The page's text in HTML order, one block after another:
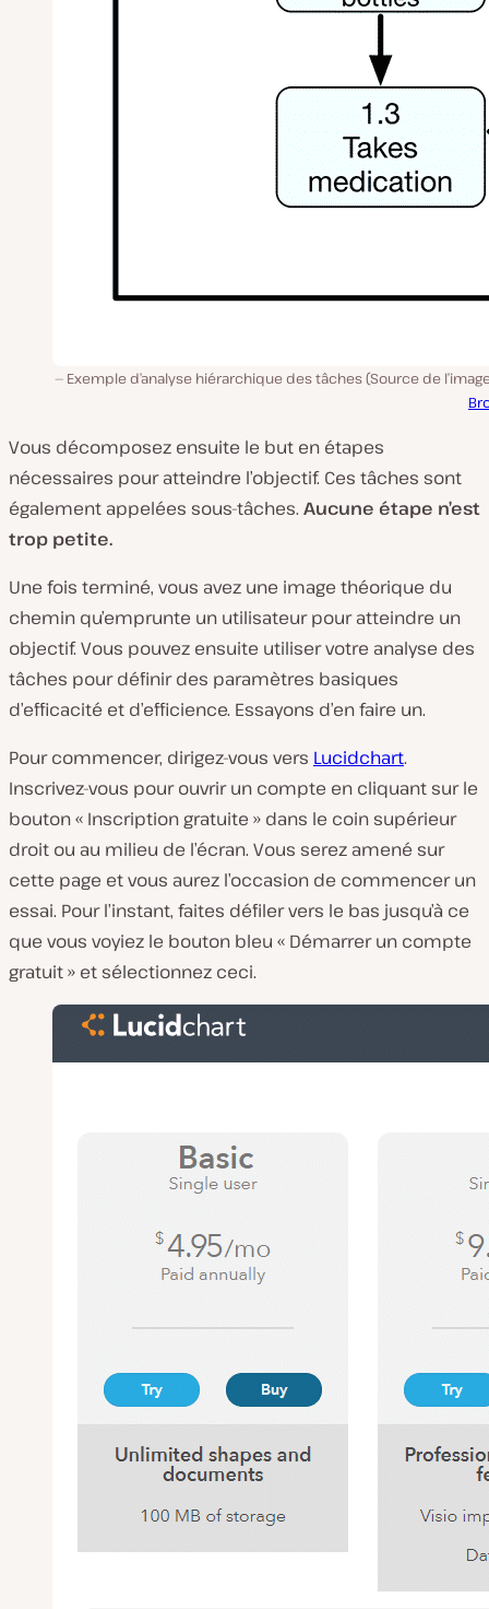
Exemple d’analyse hiérarchique des tâches (Source de
Vous décomposez ensuite le but en étapes
nécessaires pour atteindre l’objectif. Ces tâches sont
également appelées sous-tâches. Aucune étape n’est
trop petite.
Une fois terminé, vous avez une image théorique du
chemin qu’emprunte un utilisateur pour atteindre un
objectif. Vous pouvez ensuite utiliser votre analyse des
tâches pour définir des paramètres basiques
d’efficacité et d’efficience. Essayons d’en faire un.
Pour commencer, dirigez-vous vers Lucidchart.
Inscrivez-vous pour ouvrir un compte en cliquant sur le
bouton « Inscription gratuite » dans le coin supérieur
droit ou au milieu de l’écran. Vous serez amené sur
cette page et vous aurez l’occasion de commencer un
essai. Pour l’instant, faites défiler vers le bas jusqu’à ce
que vous voyiez le bouton bleu « Démarrer un compte
gratuit » et sélectionnez ceci.